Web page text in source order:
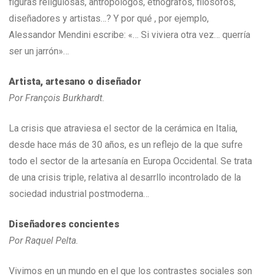
diseñadores y artistas…? Y por qué , por ejemplo,
Alessandor Mendini escribe: «… Si viviera otra vez… querría
ser un jarrón»…
Artista, artesano o diseñador
Por François Burkhardt.
La crisis que atraviesa el sector de la cerámica en Italia,
desde hace más de 30 años, es un reflejo de la que sufre
todo el sector de la artesanía en Europa Occidental. Se trata
de una crisis triple, relativa al desarrllo incontrolado de la
sociedad industrial postmoderna…
Diseñadores concientes
Por Raquel Pelta.
Vivimos en un mundo en el que los contrastes sociales son